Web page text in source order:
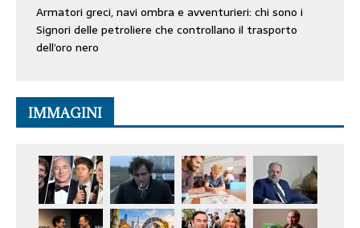
Armatori greci, navi ombra e avventurieri: chi sono i
Signori delle petroliere che controllano il trasporto
dell’oro nero
IMMAGINI